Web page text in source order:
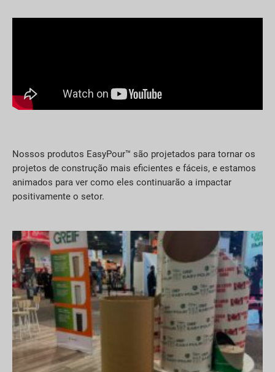
Nossos produtos EasyPour™ são projetados para tornar os
projetos de construção mais eficientes e fáceis, e estamos
animados para ver como eles continuarão a impactar
positivamente o setor.